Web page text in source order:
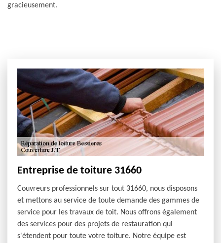
gracieusement.
Entreprise de toiture 31660
Couvreurs professionnels sur tout 31660, nous disposons
et mettons au service de toute demande des gammes de
service pour les travaux de toit. Nous offrons également
des services pour des projets de restauration qui
s'étendent pour toute votre toiture. Notre équipe est